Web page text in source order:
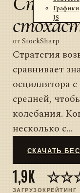
Графики
JS
отStockSharp
Стратегия
сравнивает
осциллятора
средней,
колебания.
несколько с...
СКАЧАТЬ
1,9K
ЗАГРУЗОК РЕЙТИНГ